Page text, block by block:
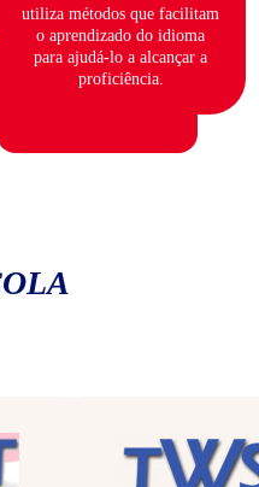
utiliza métodos que facilitam
o aprendizado do idioma
para ajudá-lo a alcançar a
proficiência.